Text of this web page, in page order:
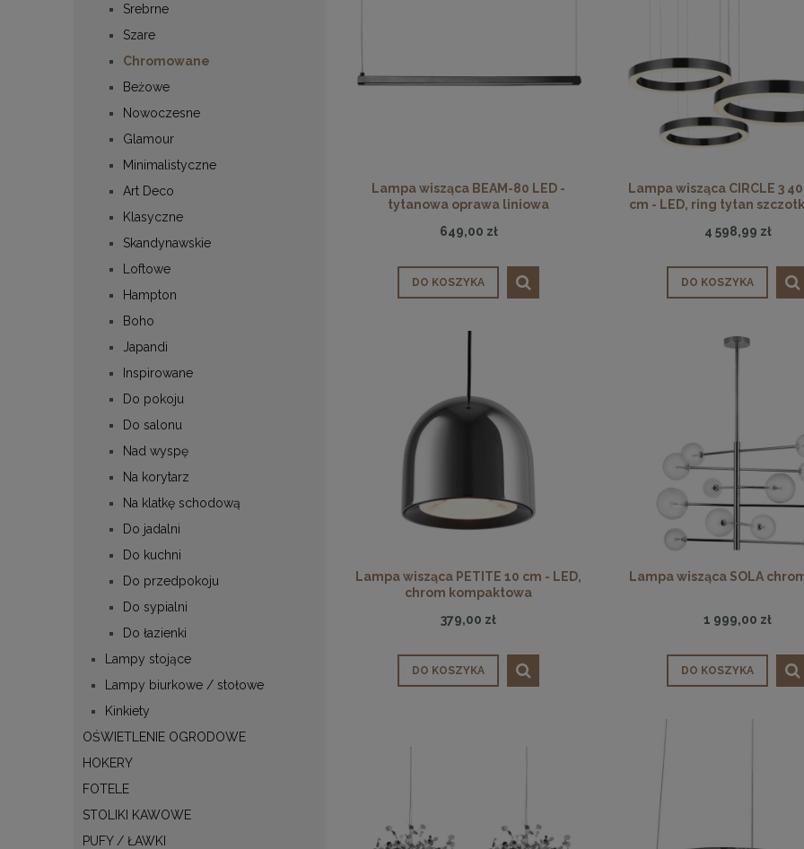
Srebrne
Szare
Chromowane
Beżowe
Nowoczesne
Glamour
Minimalistyczne
Art Deco
Klasyczne
Skandynawskie
Loftowe
Hampton
Boho
Japandi
Inspirowane
Do pokoju
Do salonu
Nad wyspę
Na korytarz
Na klatkę schodową
Do jadalni
Do kuchni
Do przedpokoju
Do sypialni
Do łazienki
Lampy stojące
Lampy biurkowe / stołowe
Kinkiety
OŚWIETLENIE OGRODOWE
HOKERY
FOTELE
STOLIKI KAWOWE
PUFY / ŁAWKI
Lampa wisząca BEAM-80 LED -
tytanowa oprawa liniowa
649,00 zł
DO KOSZYKA
Lampa wisząca CIRCLE 3
cm - LED, ring tytan
4 598,99 zł
DO KOSZYKA
Lampa wisząca PETITE 10 cm - LED,
chrom kompaktowa
379,00 zł
DO KOSZYKA
Lampa wisząca SOLA
1 999,00 zł
DO KOSZYKA